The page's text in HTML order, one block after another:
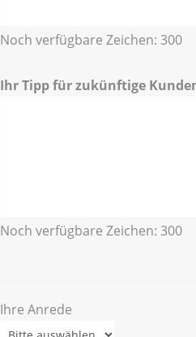
Noch verfügbare Zeichen: 300
Ihr Tipp für zukünftige
Noch verfügbare Zeichen: 300
Ihre Anrede